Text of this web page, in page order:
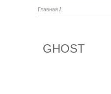
Главная /
GHOST